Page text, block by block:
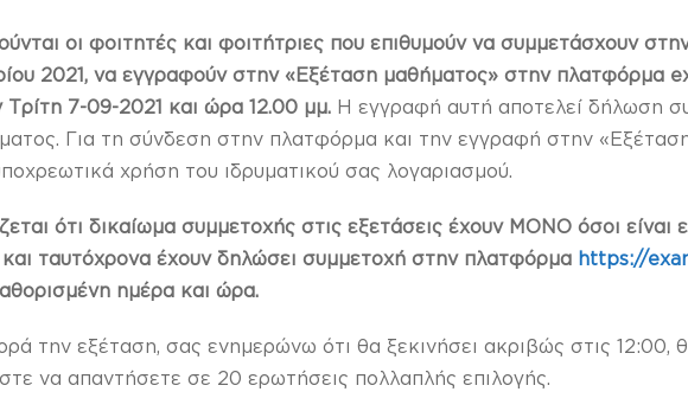
οι φοιτητές και φοιτήτριες που επιθυμούν να συμμετάσχουν
2021, να εγγραφούν στην «Εξέταση μαθήματος» στην πλατφόρμα
Τρίτη 7-09-2021 και ώρα 12.00 μμ. Η εγγραφή αυτή αποτελεί δήλωση
Για τη σύνδεση στην πλατφόρμα και την εγγραφή στην
χρήση του ιδρυματικού σας λογαριασμού.
ότι δικαίωμα συμμετοχής στις εξετάσεις έχουν ΜΟΝΟ όσοι είναι
ταυτόχρονα έχουν δηλώσει συμμετοχή στην πλατφόρμα https://
ημέρα και ώρα.
την εξέταση, σας ενημερώνω ότι θα ξεκινήσει ακριβώς στις 12:00,
να απαντήσετε σε 20 ερωτήσεις πολλαπλής επιλογής.